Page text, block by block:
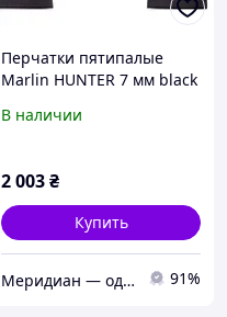
Перчатки пятипалые
Marlin HUNTER 7 мм black
В наличии
2 003₴
Купить
Меридиан — одежда, снаряжение для туризма, кемпинга и рыбалки 91%